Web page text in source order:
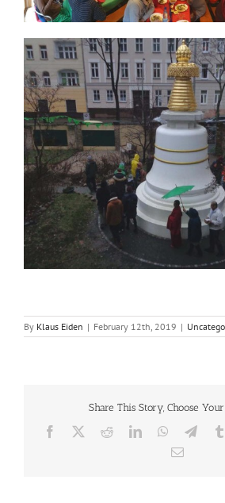
By Klaus Eiden | February 12th, 2019 |
Share This Story, Choose
Facebook RedditLinkedInWhatsApp
Email